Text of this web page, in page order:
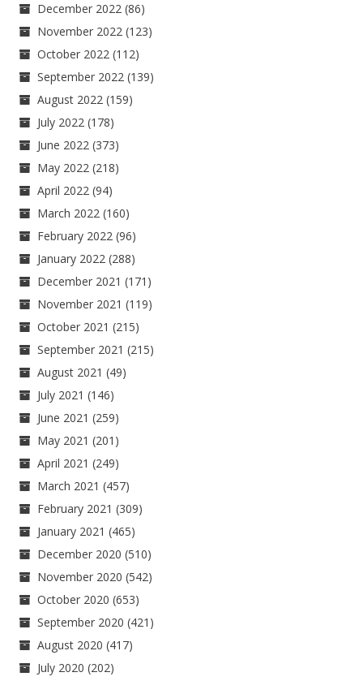
December 2022 (86)
November 2022 (123)
October 2022 (112)
September 2022 (139)
August 2022 (159)
July 2022 (178)
June 2022 (373)
May 2022 (218)
April 2022 (94)
March 2022 (160)
February 2022 (96)
January 2022 (288)
December 2021 (171)
November 2021 (119)
October 2021 (215)
September 2021 (215)
August 2021 (49)
July 2021 (146)
June 2021 (259)
May 2021 (201)
April 2021 (249)
March 2021 (457)
February 2021 (309)
January 2021 (465)
December 2020 (510)
November 2020 (542)
October 2020 (653)
September 2020 (421)
August 2020 (417)
July 2020 (202)